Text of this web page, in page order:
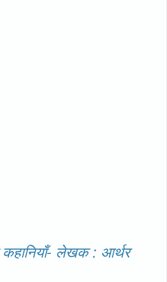
कहानियाँ- लेखक : आर्थर